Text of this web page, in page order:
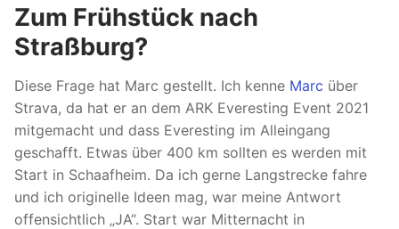
Zum Frühstück nach
Straßburg?
Diese Frage hat Marc gestellt. Ich kenne Marc über
Strava, da hat er an dem ARK Everesting Event 2021
mitgemacht und dass Everesting im Alleingang
geschafft. Etwas über 400 km sollten es werden mit
Start in Schaafheim. Da ich gerne Langstrecke fahre
und ich originelle Ideen mag, war meine Antwort
offensichtlich „JA“. Start war Mitternacht in